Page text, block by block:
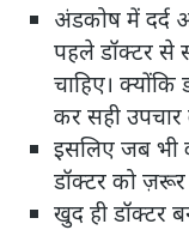
अंडकोष में दर्द
पहले डॉक्टर से
चाहिए।
कर सही
इसलिए जब भी
डॉक्टर को ज़रूर
खुद ही डॉक्टर